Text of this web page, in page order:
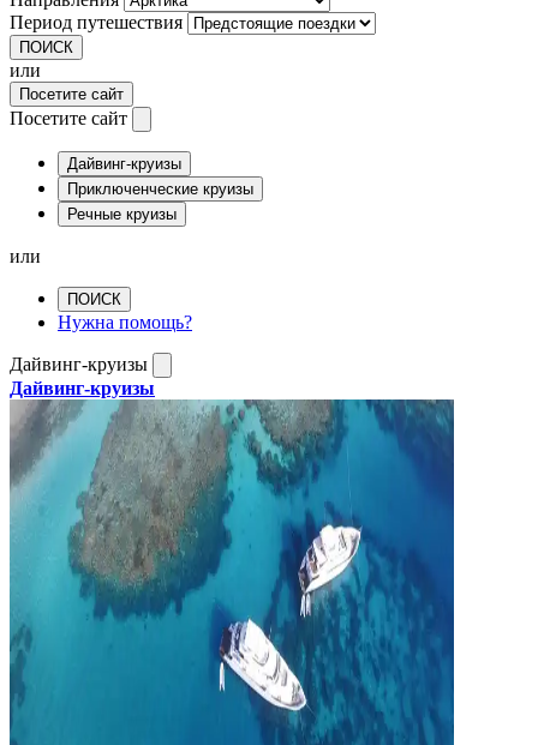
Период путешествия
ПОИСК
или
Посетите сайт
Посетите сайт
Дайвинг-круизы
Приключенческие круизы
Речные круизы
или
ПОИСК
Нужна помощь?
Дайвинг-круизы
Дайвинг-круизы